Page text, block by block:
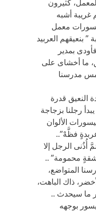
كثيرون
غريبة أشبه
معمل
” بنعيقهم العربيد
بمدير
ما أخشاى على
مدرسنا
النعيق قدرة
رجلنا بزجاجة
الألوان
فظَّهْ”..
أُذُنى الرجل إلا
محمومة” ..
المتواضع،
ذاك الباهت،
ما سيحدث ..
بوجهه